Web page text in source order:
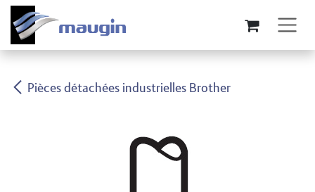
Se rendre au contenu
Pièces détachées industrielles Brother